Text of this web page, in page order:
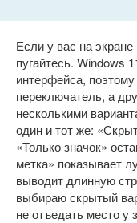
Если у вас на
пугайтесь. Windows
интерфейса,
переключатель, а
несколькими
один и тот же:
«Только значок»
метка» показывает
выводит длинную
выбираю скрытый
не отъедать место у